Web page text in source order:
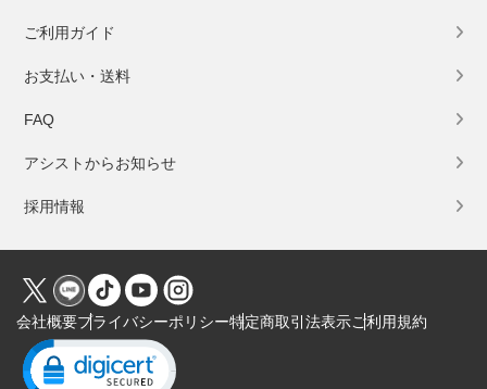
ご利用ガイド
お支払い・送料
FAQ
アシストからお知らせ
採用情報
会社概要プライバシーポリシー特定商取引法表示ご利用規約
Click to open certificate verification popup